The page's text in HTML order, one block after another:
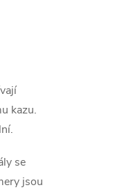
kazu.
se
jsou